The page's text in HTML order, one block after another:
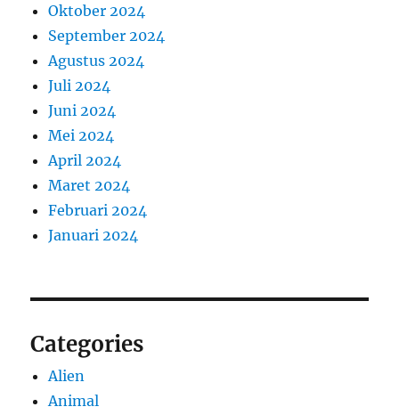
Oktober 2024
September 2024
Agustus 2024
Juli 2024
Juni 2024
Mei 2024
April 2024
Maret 2024
Februari 2024
Januari 2024
Categories
Alien
Animal